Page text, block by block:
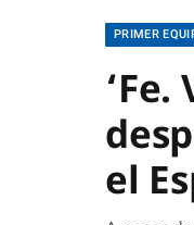
PRIMER
el